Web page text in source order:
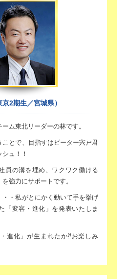
京2期生／宮城県）
ム東北リーダーの林です。
ことで、目指すは ピーター宍戸君
ュ！！
員の溝を埋め、ワクワク働ける
強力にサポートです。
・・私がとにかく動いて手を挙げ
「変容・進化」を発表いたしま
進化」が生まれたか⁇お楽しみ